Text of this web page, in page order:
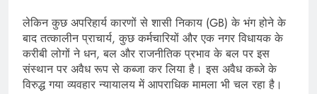
लेकिन कुछ अपरिहार्य कारणों से शासी निकाय (GB) के भंग होने के
बाद तत्कालीन प्राचार्य, कुछ कर्मचारियों और एक नगर विधायक के
करीबी लोगों ने धन, बल और राजनीतिक प्रभाव के बल पर इस
संस्थान पर अवैध रूप से कब्जा कर लिया है। इस अवैध कब्जे के
विरुद्ध गया व्यवहार न्यायालय में आपराधिक मामला भी चल रहा है।